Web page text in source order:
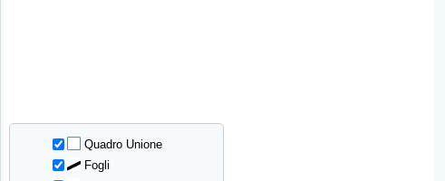
Quadro Unione
Fogli